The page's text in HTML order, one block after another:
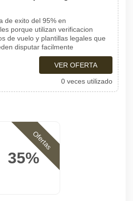
de exito del 95% en
porque utilizan verificacion
de vuelo y plantillas legales que
disputar facilmente
VER OFERTA
0 veces utilizado
35%
Ofertas